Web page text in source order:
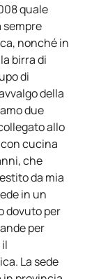
quale
sempre
nonché in
birra di
di
della
due
allo
cucina
che
da mia
in un
dovuto per
per
La sede